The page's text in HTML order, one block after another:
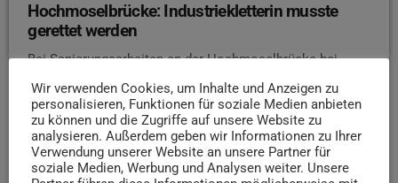
Hochmoselbrücke: Industriekletterin musste
gerettet werden
Bei Sanierungsarbeiten an der Hochmoselbrücke bei
Zeltingen-Rachtig ist gestern Mittag gegen 13 Uhr eine
Industriekletterin in Not geraten. Der Polizei Wittlich
zufolge hatten sich ihre Sicherungsseile in rund 100
Metern Höhe so verheddert, dass sie sich nicht mehr
selbst abseilen konnte. Feuerwehr und Helfer am Boden
Wir verwenden Cookies, um Inhalte und Anzeigen zu
personalisieren, Funktionen für soziale Medien anbieten
zu können und die Zugriffe auf unsere Website zu
analysieren. Außerdem geben wir Informationen zu Ihrer
Verwendung unserer Website an unsere Partner für
soziale Medien, Werbung und Analysen weiter. Unsere